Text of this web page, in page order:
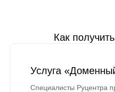
Как
Услуга
Специалисты Руцентра